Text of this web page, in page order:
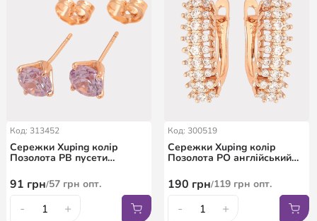
Код: 313452
Сережки Xuping колір
Позолота РВ пусети
крапановій оправі" ø 7мм
91 грн/57 грн опт.
- +
Код: 300519
Сережки Xuping колір
Позолота РО англійський
кристалами"
190 грн/119 грн опт.
- +